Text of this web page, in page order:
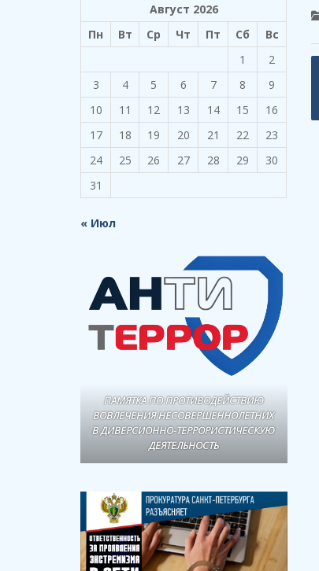
Август 2026
Пн
Вт Ср Чт Пт Сб
Вс
1
2
3
4 5 6 7 8
9
10
11 12 13 14 15
16
17
18 19 20 21 22
23
24
25 26 27 28 29
30
31
« Июл
ПАМЯТКА ПО ПРОТИВОДЕЙСТВИЮ
ВОВЛЕЧЕНИЯ НЕСОВЕРШЕННОЛЕТНИХ
В ДИВЕРСИОННО-ТЕРРОРИСТИЧЕСКУЮ
ДЕЯТЕЛЬНОСТЬ